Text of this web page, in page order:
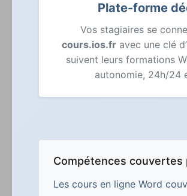
Plate-forme
Vos stagiaires se
cours.ios.fr avec une clé
suivent leurs formations
autonomie, 24h/24
Compétences couvertes
Les cours en ligne Word